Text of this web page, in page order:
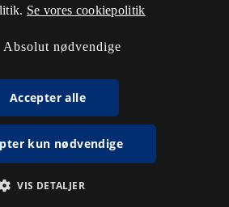
Se vores cookiepolitik
Absolut nødvendige
Accepter alle
kun nødvendige
VIS DETALJER